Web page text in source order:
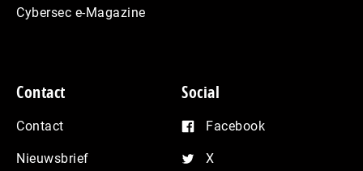
Cybersec e-Magazine
Contact
Contact
Nieuwsbrief
Social
Facebook
X